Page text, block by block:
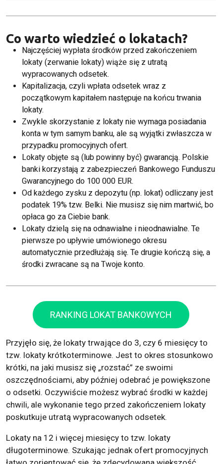
Co warto wiedzieć o lokatach?
Najczęściej wypłata środków przed zakończeniem
lokaty (zerwanie lokaty) wiąże się z utratą
wypracowanych odsetek.
Kapitalizacja, czyli wpłata odsetek wraz z
początkowym kapitałem następuje na końcu trwania
lokaty.
Zwykle skorzystanie z lokaty nie wymaga posiadania
konta w tym samym banku, ale są wyjątki zwłaszcza w
przypadku promocyjnych ofert.
Lokaty objęte są (lub powinny być) gwarancją. Polskie
banki korzystają z zabezpieczeń Bankowego Funduszu
Gwarancyjnego do 100 000 EUR.
Od każdego zysku z depozytu (np. lokat) odliczany jest
podatek 19% tzw. Belki. Nie musisz się nim martwić, bo
opłaca go za Ciebie bank.
Lokaty dzielą się na odnawialne i nieodnawialne. Te
pierwsze po upływie umówionego okresu
automatycznie przedłużają się. Te drugie kończą się, a
środki zwracane są na Twoje konto.
RANKING LOKAT BANKOWYCH
Przyjęło się, że lokaty trwające do 3, czy 6 miesięcy to
tzw. lokaty krótkoterminowe. Jest to okres stosunkowo
krótki, na jaki musisz się „rozstać” ze swoimi
oszczędnościami, aby później odebrać je powiększone
o odsetki. Oczywiście możesz wybrać środki w każdej
chwili, ale wykonanie tego przed zakończeniem lokaty
poskutkuje utratą wypracowanych odsetek.
Lokaty na 12 i więcej miesięcy to tzw. lokaty
długoterminowe. Szukając jednak ofert promocyjnych